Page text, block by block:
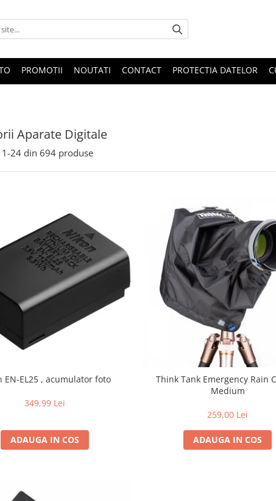
PROMOTII NOUTATI CONTACT PROTECTIA DATELOR
Aparate Digitale
1-24 din 694 produse
EN-EL25 , acumulator foto
349,99 Lei
ADAUGA IN COS
Think Tank Emergency Rain
Medium
259,00 Lei
ADAUGA IN COS